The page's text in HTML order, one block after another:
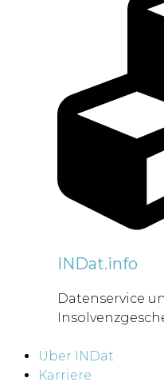
INDat.info
Datenservice
Über INDat
Karriere